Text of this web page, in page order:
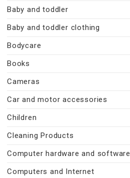
Baby and toddler
Baby and toddler clothing
Bodycare
Books
Cameras
Car and motor accessories
Children
Cleaning Products
Computer hardware and software
Computers and Internet